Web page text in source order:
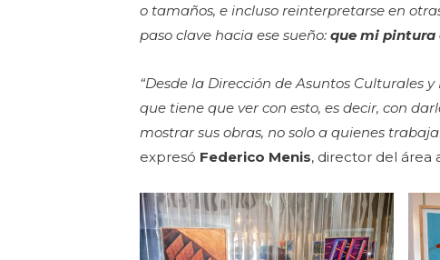
o tamaños, e incluso reinterpretarse en
paso clave hacia ese sueño:que mi pintura
“Desde la Dirección de Asuntos
que tiene que ver con esto, es decir, con
mostrar sus obras, no solo a quienes
expresó Federico Menis, director del área